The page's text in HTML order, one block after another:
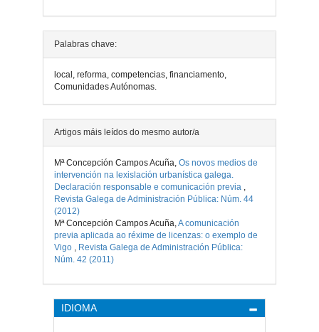
Detalles
do
artigo
Palabras chave:
local, reforma, competencias, financiamento,
Comunidades Autónomas.
Artigos máis leídos do mesmo autor/a
Mª Concepción Campos Acuña, Os novos medios de
intervención na lexislación urbanística galega.
Declaración responsable e comunicación previa ,
Revista Galega de Administración Pública: Núm. 44
(2012)
Mª Concepción Campos Acuña,A comunicación
previa aplicada ao réxime de licenzas: o exemplo de
Vigo , Revista Galega de Administración Pública:
Núm. 42 (2011)
IDIOMA